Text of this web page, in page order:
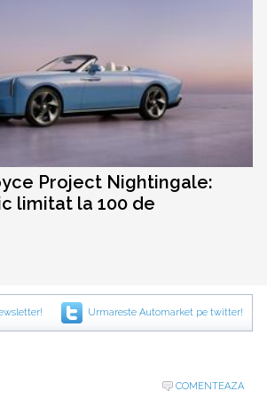
Project Nightingale:
limitat la 100 de
Urmareste Automarket pe twitter!
COMENTEAZA